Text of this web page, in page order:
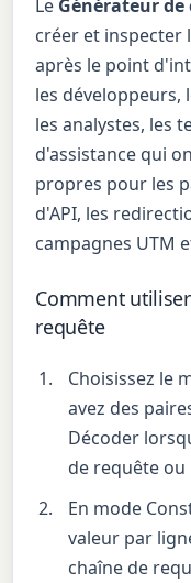
Le Générateur
créer et inspecter
après le point
les développeurs,
les analystes, les
d'assistance qui
propres pour les
d'API, les
campagnes UTM
Comment
requête
Choisissez le
avez des
Décoder
de requête ou
En mode
valeur par
chaîne de